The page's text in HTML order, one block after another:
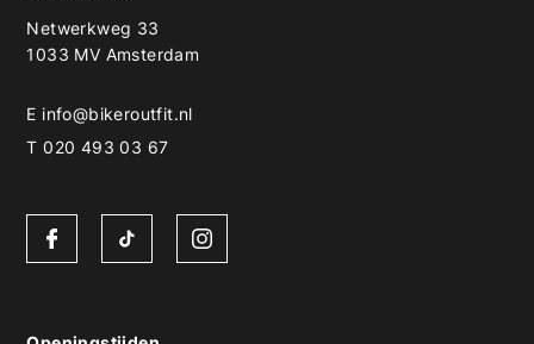
Netwerkweg 33
1033 MV Amsterdam
E info@bikeroutfit.nl
T 020 493 03 67